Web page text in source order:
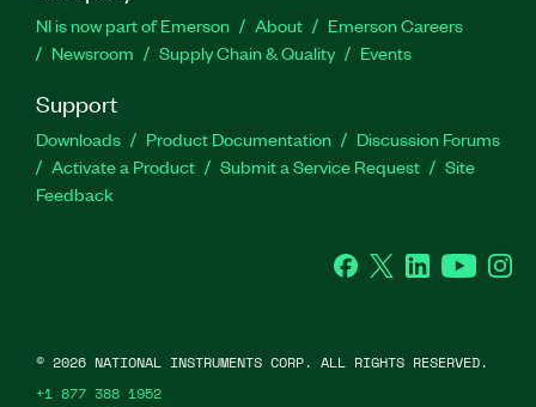
NI is now part of Emerson About
Emerson Careers
Newsroom
Supply Chain & Quality Events
Support
Downloads Product Documentation
Discussion Forums
Activate a Product
Submit a Service Request
Site
Feedback
Facebook
Twitter LinkedInYouTube
© 2026 NATIONAL INSTRUMENTS CORP. ALL RIGHTS RESERVED.
+1 877 388 1952